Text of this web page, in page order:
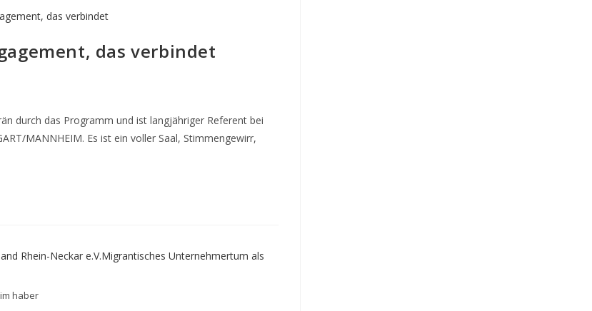
das verbindet
durch das Programm und ist langjähriger Referent bei
MANNHEIM. Es ist ein voller Saal, Stimmengewirr,
haber